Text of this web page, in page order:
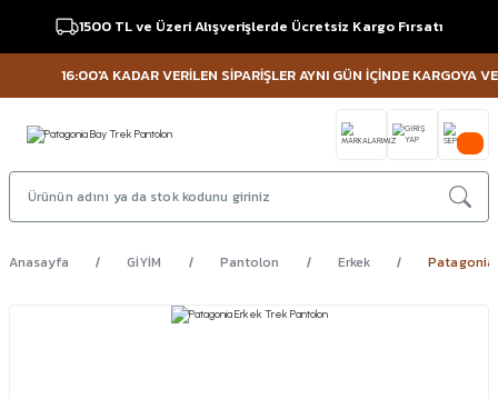
1500 TL ve Üzeri Alışverişlerde Ücretsiz Kargo Fırsatı
16:00'A KADAR VERİLEN SİPARİŞLER AYNI GÜN İÇİNDE KARGOYA
Anasayfa GİYİM Pantolon Erkek Patagonia